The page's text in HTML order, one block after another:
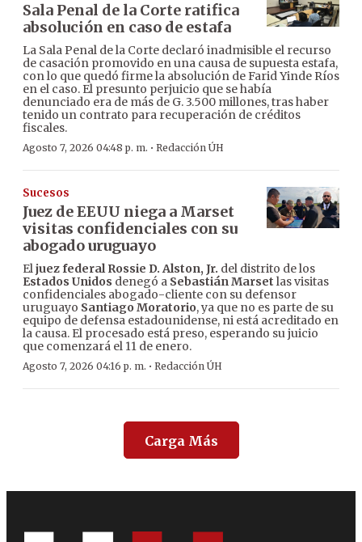
Sala Penal de la Corte ratifica
absolución en caso de estafa
La Sala Penal de la Corte declaró inadmisible el recurso
de casación promovido en una causa de supuesta estafa,
con lo que quedó firme la absolución de Farid Yinde Ríos
en el caso. El presunto perjuicio que se había
denunciado era de más de G. 3.500 millones, tras haber
tenido un contrato para recuperación de créditos
fiscales.
Agosto 7, 2026 04:48 p. m. · Redacción ÚH
Sucesos
Juez de EEUU niega a Marset
visitas confidenciales con su
abogado uruguayo
Eljuez federal Rossie D. Alston, Jr. del distrito de los
Estados Unidos denegó a Sebastián Marset las visitas
confidenciales abogado-cliente con su defensor
uruguayo Santiago Moratorio, ya que no es parte de su
equipo de defensa estadounidense, ni está acreditado en
la causa. El procesado está preso, esperando su juicio
que comenzará el 11 de enero.
Agosto 7, 2026 04:16 p. m. · Redacción ÚH
Carga Más